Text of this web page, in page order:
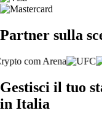
Partner sulla
Gestisci il tuo
in Italia